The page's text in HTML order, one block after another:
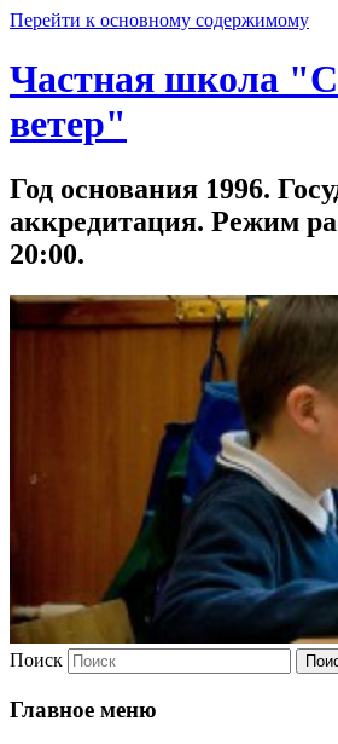
Перейти к основному содержимому
Частная школа
ветер"
Год основания 1996.
аккредитация. Режим
20:00.
Поиск
Главное меню